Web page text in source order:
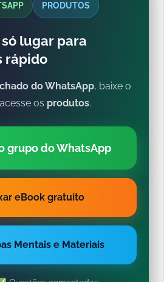
PRODUTOS
lugar para
rápido
do WhatsApp, baixe o
os produtos.
grupo do WhatsApp
eBook gratuito
Mentais e Materiais